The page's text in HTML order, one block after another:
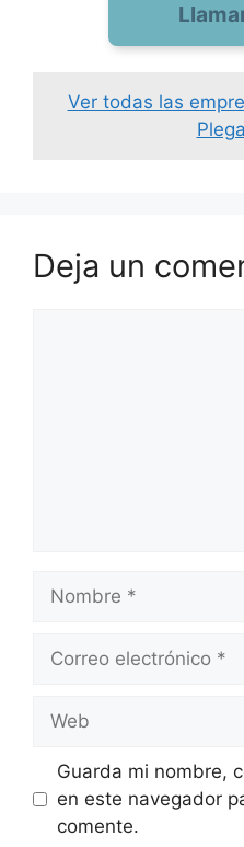
Ver todas las
Deja un
Nombre
Correo
Web
Guarda mi nombre,
en este navegador
comente.